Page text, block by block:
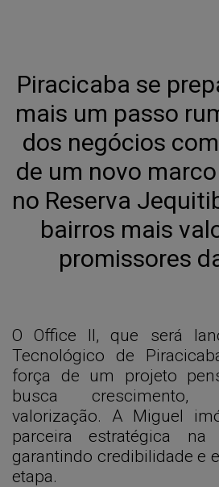
Piracicaba se
mais um passo
dos negócios
de um novo
no Reserva
bairros mais
promissores
O Office II, que será
Tecnológico de
força de um projeto
busca crescimento,
valorização. A Miguel
parceira estratégica na
garantindo credibilidade e
etapa.